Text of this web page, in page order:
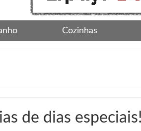
Cozinhas
de dias especiais!